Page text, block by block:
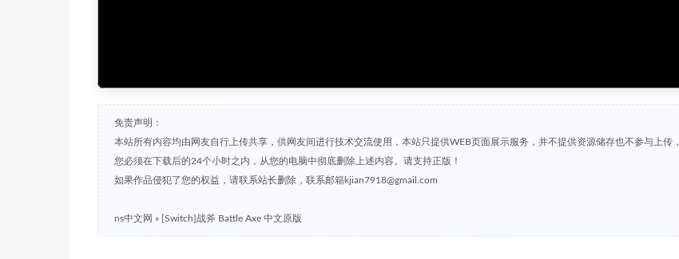
免责声明：
本站所有内容均由网友自行上传共享，供网友间进行技术交流使用，本站只提供WEB页面展示服务，并不提供资源储存也不参与上传，
您必须在下载后的24个小时之内，从您的电脑中彻底删除上述内容。请支持正版！
如果作品侵犯了您的权益，请联系站长删除，联系邮箱kjian7918@gmail.com
ns中文网 » [Switch]战斧 Battle Axe 中文原版